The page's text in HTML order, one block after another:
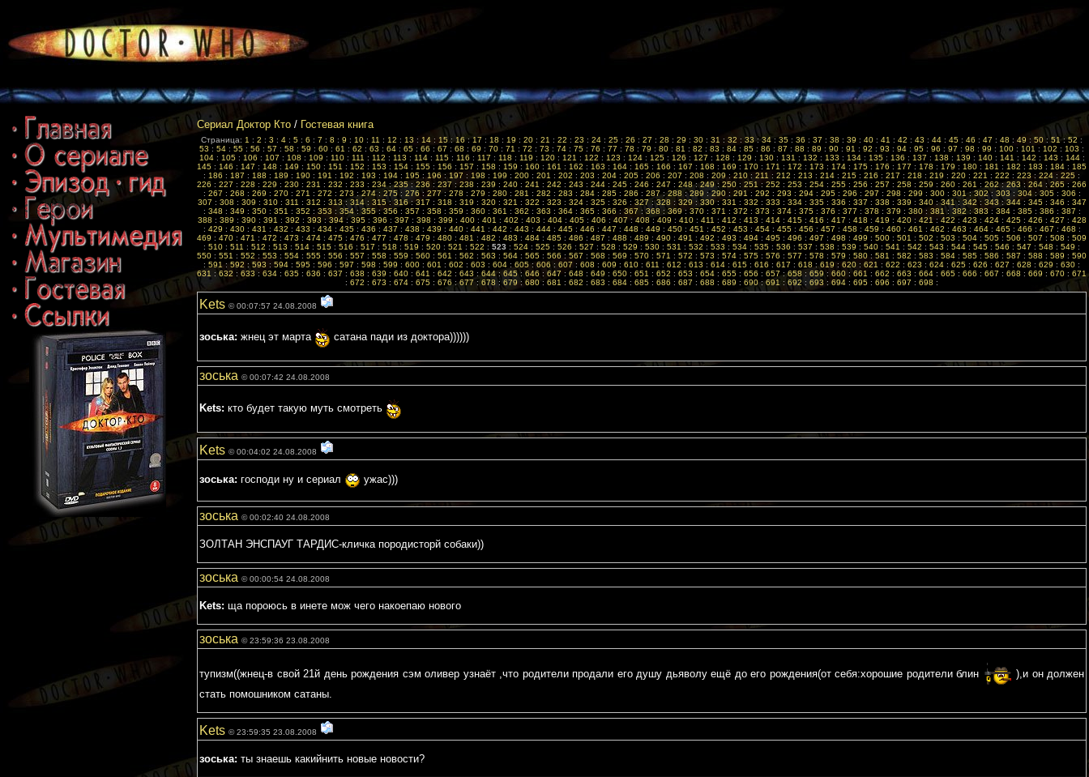
Сериал Доктор Кто / Гостевая книга
Страница: 1 : 2 : 3 : 4 : 5 : 6 : 7 : 8 : 9 : 10 : 11 : 12 : 13 : 14 : 15 : 16 : 17 : 18 : 19 : 20 : 21 : 22 : 23 : 24 : 25 : 26 : 27 : 28 : 29 : 30 : 31 : 32 : 33 : 34 : 35 : 36 : 37 : 38 : 39 : 40 : 41 : 42 : 43 : 44 : 45 : 46 : 47 : 48 : 49 : 50 : 51 : 52 :
53 : 54 : 55 : 56 : 57 : 58 : 59 : 60 : 61 : 62 : 63 : 64 : 65 : 66 : 67 : 68 : 69 : 70 : 71 : 72 : 73 : 74 : 75 : 76 : 77 : 78 : 79 : 80 : 81 : 82 : 83 : 84 : 85 : 86 : 87 : 88 : 89 : 90 : 91 : 92 : 93 : 94 : 95 : 96 : 97 : 98 : 99 : 100 : 101 : 102 : 103 :
104: 105: 106 : 107 : 108 : 109 : 110: 111 : 112 : 113 : 114: 115: 116 : 117 : 118 : 119 : 120: 121 : 122 : 123 : 124: 125: 126 : 127 : 128 : 129 : 130: 131 : 132 : 133 : 134: 135: 136 : 137 : 138 : 139 : 140: 141 : 142 : 143 : 144:
145 : 146 : 147 : 148 : 149 : 150 : 151 : 152 : 153 : 154 : 155 : 156 : 157 : 158 : 159 : 160 : 161 : 162 : 163 : 164 : 165 : 166 : 167 : 168 : 169 : 170 : 171 : 172 : 173 : 174 : 175 : 176 : 177 : 178 : 179 : 180 : 181 : 182 : 183 : 184 : 185
: 186 : 187 : 188 : 189 : 190 : 191 : 192 : 193 : 194 : 195 : 196 : 197 : 198 : 199 : 200 : 201 : 202 : 203 : 204 : 205 : 206 : 207 : 208 : 209 : 210 : 211 : 212 : 213 : 214 : 215 : 216 : 217 : 218 : 219 : 220 : 221 : 222 : 223 : 224 : 225 :
226 : 227 : 228 : 229 : 230 : 231 : 232 : 233 : 234 :235 :236 : 237 : 238 : 239 : 240 : 241 : 242 : 243 : 244 : 245 : 246 : 247 : 248:249: 250 : 251 : 252 : 253 : 254 : 255 : 256 : 257 : 258 : 259 : 260 : 261 : 262:263 : 264 : 265 : 266
: 267 : 268 : 269 : 270: 271 : 272 : 273 : 274: 275: 276: 277: 278 : 279 : 280: 281 : 282 : 283 : 284: 285: 286 : 287 : 288 :289 :290: 291 : 292 : 293 : 294: 295: 296 : 297 : 298 : 299 : 300: 301 :302: 303: 304: 305 : 306 :
307 : 308 : 309 : 310: 311 : 312 : 313: 314: 315: 316: 317 : 318 : 319 : 320: 321 : 322 : 323 : 324: 325: 326 : 327 :328 : 329 : 330: 331 : 332 : 333 : 334: 335: 336 : 337 : 338 : 339 : 340:341: 342 : 343 : 344: 345: 346 : 347
: 348 : 349 : 350: 351 : 352 : 353 : 354: 355:356 : 357 : 358 : 359 : 360: 361 : 362 : 363 : 364: 365: 366 : 367 : 368 : 369: 370: 371 : 372 : 373 : 374: 375: 376 : 377 : 378 : 379 : 380: 381 : 382 : 383 : 384: 385: 386 : 387 :
388 : 389 : 390: 391 : 392 : 393 : 394: 395 : 396 : 397 : 398 : 399 : 400: 401 : 402 : 403 : 404: 405: 406 : 407: 408 : 409 : 410: 411 : 412 : 413 : 414: 415: 416 : 417 : 418 : 419 : 420: 421 : 422 : 423 : 424: 425: 426 : 427 : 428
: 429 : 430: 431 : 432 : 433 : 434: 435: 436 : 437 : 438 : 439 : 440: 441 : 442 : 443 : 444: 445: 446 : 447 : 448 : 449 : 450: 451 : 452 : 453 : 454: 455: 456 : 457 : 458 : 459 : 460: 461 : 462 : 463 : 464: 465: 466 : 467 : 468 :
469 : 470 : 471 : 472 : 473 : 474 : 475 : 476 : 477 : 478 : 479 : 480 : 481 : 482 : 483 : 484 : 485 : 486 : 487 : 488 : 489 : 490 : 491 : 492 : 493 : 494 : 495 : 496 : 497 : 498 : 499 : 500 : 501 : 502 : 503 : 504 : 505 : 506 : 507 : 508 : 509
: 510 : 511 : 512 : 513 : 514 : 515 : 516 : 517 : 518 : 519 : 520 : 521 : 522 : 523 : 524 : 525 : 526 : 527 : 528 : 529 : 530 : 531 : 532 : 533 : 534 : 535 : 536 : 537 : 538 : 539 : 540 : 541 : 542 : 543 : 544 : 545 : 546 : 547 : 548 : 549 :
550 : 551 : 552 : 553 : 554 : 555 : 556 : 557 : 558 : 559 : 560 : 561 : 562 : 563 : 564 : 565 : 566 : 567 : 568 : 569 : 570 : 571 : 572 : 573 : 574 : 575 : 576 : 577 : 578 : 579 : 580 : 581 : 582 : 583 : 584 : 585 : 586 : 587 : 588 : 589 : 590
: 591 : 592 : 593 : 594 : 595 : 596 : 597 : 598 : 599 : 600 : 601 : 602 : 603 : 604 : 605 : 606 : 607 : 608 : 609 : 610 : 611 : 612 : 613 : 614 : 615 : 616 : 617 : 618 : 619 : 620 : 621 : 622 : 623 : 624 : 625 : 626 : 627 : 628 : 629 : 630 :
631 : 632 : 633 : 634 : 635 : 636 : 637 : 638 : 639 : 640 : 641 : 642 : 643 : 644 : 645 : 646 : 647 : 648 : 649 : 650 : 651 : 652 : 653 : 654 : 655 : 656 : 657 : 658 : 659 : 660 : 661 : 662 : 663 : 664 : 665 : 666 : 667 : 668 : 669 : 670 : 671
: 672 : 673 : 674 : 675 : 676 : 677 : 678 : 679 : 680 : 681 : 682 : 683 : 684 : 685 : 686 : 687 : 688 : 689 : 690 :691 : 692 : 693 : 694 : 695 : 696 : 697 : 698 :
Kets © 00:07:57 24.08.2008
зоська: жнец эт марта сатана пади из доктора))))))
зоська © 00:07:42 24.08.2008
Kets: кто будет такую муть смотреть
Kets © 00:04:02 24.08.2008
зоська: господи ну и сериал ужас)))
зоська © 00:02:40 24.08.2008
ЗОЛТАН ЭНСПАУГ ТАРДИС-кличка породисторй собаки))
зоська © 00:00:54 24.08.2008
Kets: ща пороюсь в инете мож чего накоепаю нового
зоська © 23:59:36 23.08.2008
тупизм((жнец-в свой 21й день рождения сэм оливер узнаёт ,что родители продали его душу дьяволу ещё до его рождения(от себя:хорошие родители блин
),и он должен
стать помошником сатаны.
Kets © 23:59:35 23.08.2008
зоська: ты знаешь какийнить новые новости?